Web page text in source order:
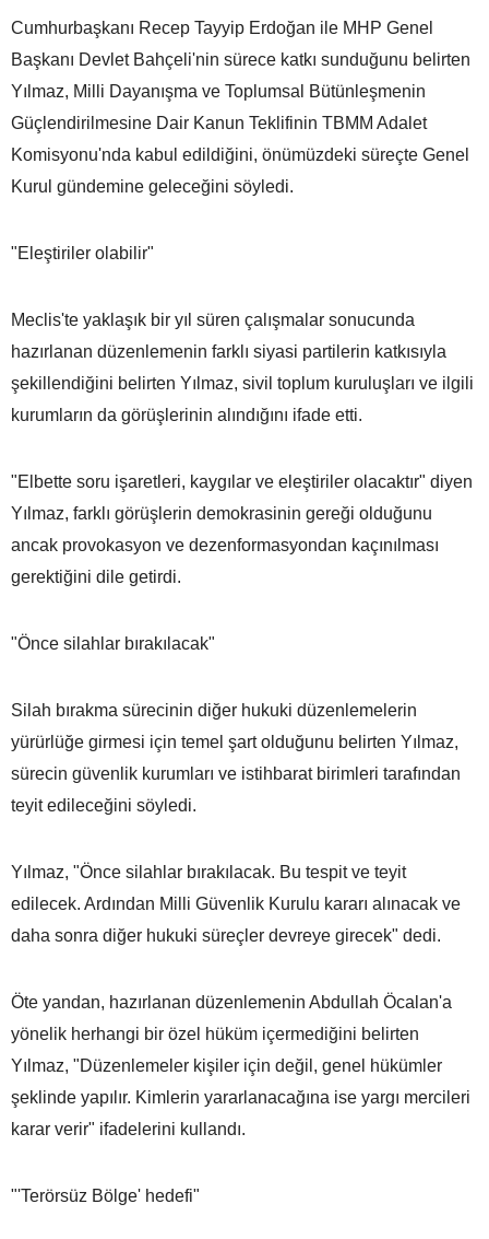
Cumhurbaşkanı Recep Tayyip Erdoğan ile MHP Genel
Başkanı Devlet Bahçeli'nin sürece katkı sunduğunu belirten
Yılmaz, Milli Dayanışma ve Toplumsal Bütünleşmenin
Güçlendirilmesine Dair Kanun Teklifinin TBMM Adalet
Komisyonu'nda kabul edildiğini, önümüzdeki süreçte Genel
Kurul gündemine geleceğini söyledi.
"Eleştiriler olabilir"
Meclis'te yaklaşık bir yıl süren çalışmalar sonucunda
hazırlanan düzenlemenin farklı siyasi partilerin katkısıyla
şekillendiğini belirten Yılmaz, sivil toplum kuruluşları ve ilgili
kurumların da görüşlerinin alındığını ifade etti.
"Elbette soru işaretleri, kaygılar ve eleştiriler olacaktır" diyen
Yılmaz, farklı görüşlerin demokrasinin gereği olduğunu
ancak provokasyon ve dezenformasyondan kaçınılması
gerektiğini dile getirdi.
"Önce silahlar bırakılacak"
Silah bırakma sürecinin diğer hukuki düzenlemelerin
yürürlüğe girmesi için temel şart olduğunu belirten Yılmaz,
sürecin güvenlik kurumları ve istihbarat birimleri tarafından
teyit edileceğini söyledi.
Yılmaz, "Önce silahlar bırakılacak. Bu tespit ve teyit
edilecek. Ardından Milli Güvenlik Kurulu kararı alınacak ve
daha sonra diğer hukuki süreçler devreye girecek" dedi.
Öte yandan, hazırlanan düzenlemenin Abdullah Öcalan'a
yönelik herhangi bir özel hüküm içermediğini belirten
Yılmaz, "Düzenlemeler kişiler için değil, genel hükümler
şeklinde yapılır. Kimlerin yararlanacağına ise yargı mercileri
karar verir" ifadelerini kullandı.
"'Terörsüz Bölge' hedefi"